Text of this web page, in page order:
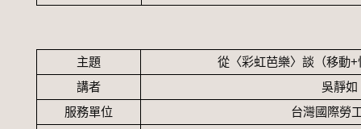
主題 從〈彩虹芭樂〉談（移動+
講者
吳靜如
服務單位
台灣國際勞